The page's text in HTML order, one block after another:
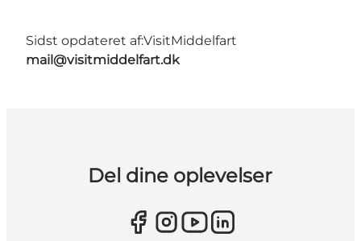
Sidst opdateret af:VisitMiddelfart
mail@visitmiddelfart.dk
Del dine oplevelser